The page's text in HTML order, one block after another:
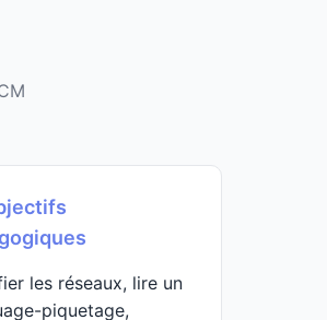
les réseaux, lire un
piquetage,